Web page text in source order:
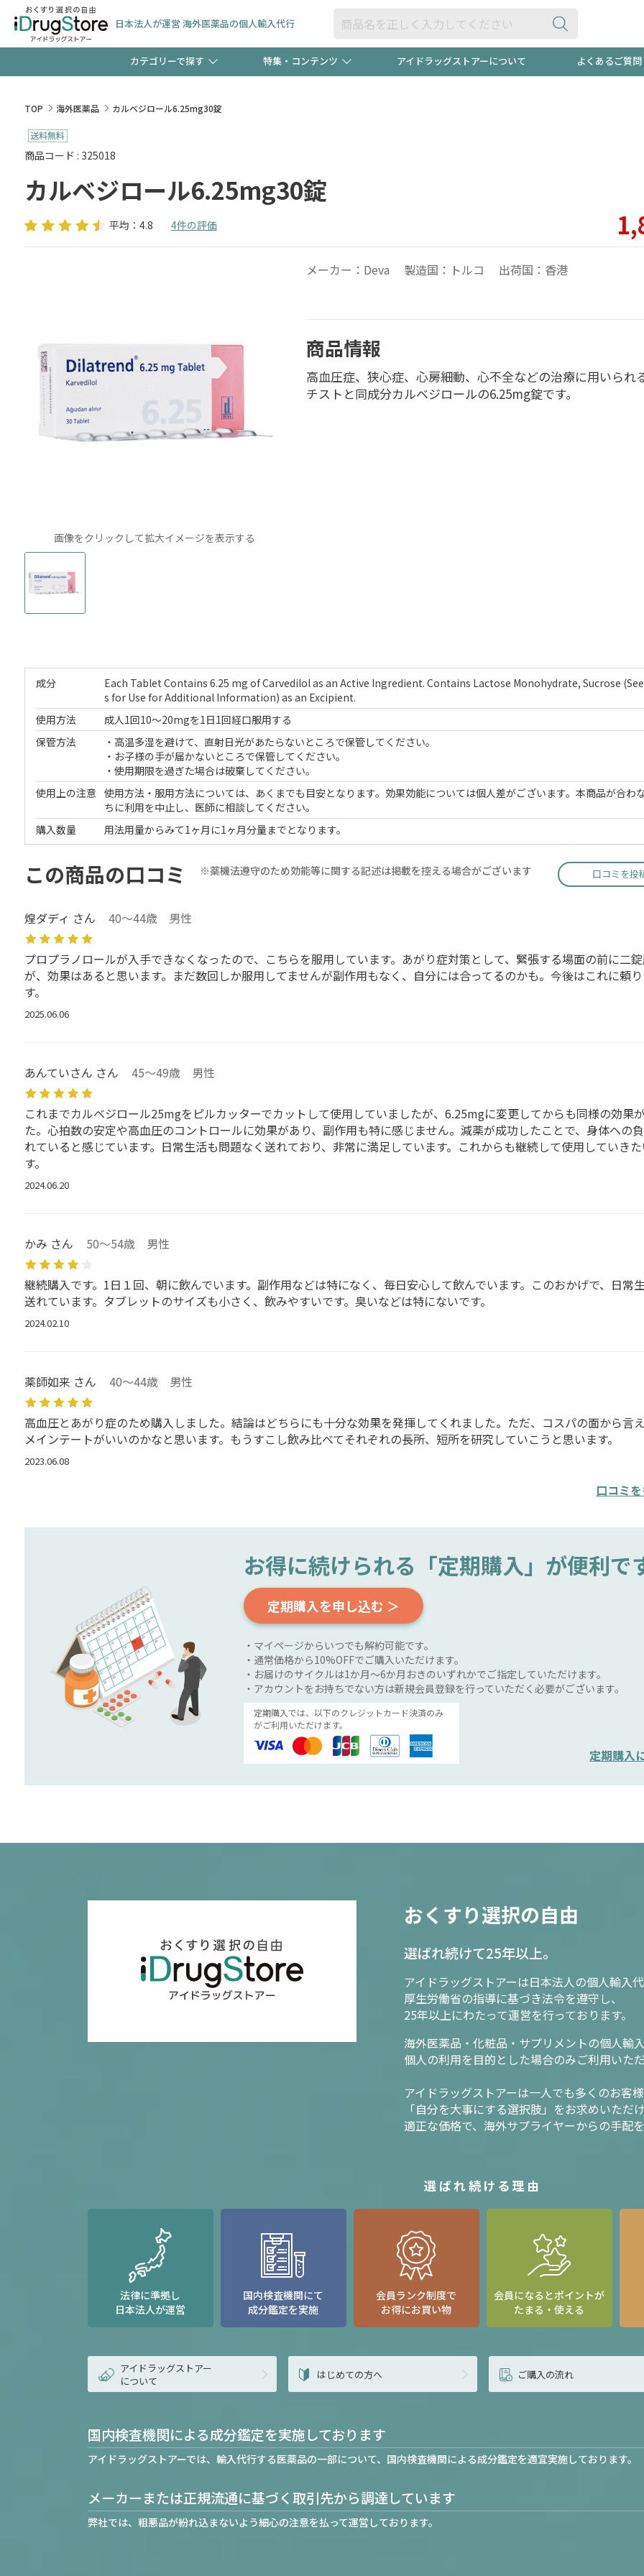
日本法人が運営 海外医薬品の個人輸入代行
カテゴリーで探す
検査キット ペット用品
特集・コンテンツ
【早割】お得なクーポン"3種類"出現中！今月のスト
新規登録で！今すぐ使えるクーポンプレゼント中！！
友だち大募集！限定クーポンも不定期配信
アイドラッグストアーについて よくあるご質問
TOP 海外医薬品 カルベジロール6.25mg30錠
商品コード : 325018
カルベジロール6.25mg30錠
平均：4.8 4件の評価
画像をクリックして拡大イメージを表示する
メーカー：Deva 製造国：トルコ 出荷国：香港
商品情報
高血圧症、狭心症、心房細動、心不全などの治療に用いられ
チストと同成分カルベジロールの6.25mg錠です。
成分
Each Tablet Contains 6.25 mg of Carvedilol as an Active Ingredient. Contains Lactose Monohydrate, Sucrose
s for Use for Additional Information) as an Excipient.
使用方法
成人1回10～20mgを1日1回経口服用する
保管方法
・高温多湿を避けて、直射日光があたらないところで保管してください。
・お子様の手が届かないところで保管してください。
・使用期限を過ぎた場合は破棄してください。
使用上の注意 使用方法・服用方法については、あくまでも目安となります。効果効能については個人差がございます。本商品が合わ
ちに利用を中止し、医師に相談してください。
購入数量
用法用量からみて1ヶ月に1ヶ月分量までとなります。
この商品の口コミ ※薬機法遵守のため効能等に関する記述は掲載を控える場合がございます 口コミを投
煌ダディ さん 40～44歳 男性
プロプラノロールが入手できなくなったので、こちらを服用しています。あがり症対策として、緊張する場面の前に二
が、効果はあると思います。まだ数回しか服用してませんが副作用もなく、自分には合ってるのかも。今後はこれに頼
す。
2025.06.06
あんていさん さん 45～49歳 男性
これまでカルベジロール25mgをピルカッターでカットして使用していましたが、6.25mgに変更してからも同様の効果
た。心拍数の安定や高血圧のコントロールに効果があり、副作用も特に感じません。減薬が成功したことで、身体への
れていると感じています。日常生活も問題なく送れており、非常に満足しています。これからも継続して使用していき
す。
2024.06.20
かみ さん 50～54歳 男性
継続購入です。1日１回、朝に飲んでいます。副作用などは特になく、毎日安心して飲んでいます。このおかげで、日常
送れています。タブレットのサイズも小さく、飲みやすいです。臭いなどは特にないです。
2024.02.10
薬師如来 さん 40～44歳 男性
高血圧とあがり症のため購入しました。結論はどちらにも十分な効果を発揮してくれました。ただ、コスパの面から言
メインテートがいいのかなと思います。もうすこし飲み比べてそれぞれの長所、短所を研究していこうと思います。
2023.06.08
口コミ
お得に続けられる 「定期購入」が便利で
定期購入を申し込む ＞
・マイページからいつでも解約可能です。
・通常価格から10%OFFでご購入いただけます。
・お届けのサイクルは1か月～6か月おきのいずれかでご指定していただけます。
・アカウントをお持ちでない方は新規会員登録を行っていただく必要がございます。
定期購入では、以下のクレジットカード決済のみ
がご利用いただけます。
定期購入
おくすり選択の自由
選ばれ続けて25年以上。
アイドラッグストアーは日本法人の個人輸入
厚生労働省の指導に基づき法令を遵守し、
25年以上にわたって運営を行っております。
海外医薬品・化粧品・サプリメントの個人輸
個人の利用を目的とした場合のみご利用いた
アイドラッグストアーは一人でも多くのお客
「自分を大事にする選択肢」をお求めいただ
適正な価格で、海外サプライヤーからの手配
選ばれ続ける理由
法律に準拠し
日本法人が運営
国内検査機関にて
成分鑑定を実施
会員ランク制度で
お得にお買い物
会員になるとポイントが
たまる・使える
アイドラッグストアー
について
はじめての方へ ご購入の流れ
国内検査機関による成分鑑定を実施しております
アイドラッグストアーでは、輸入代行する医薬品の一部について、国内検査機関による成分鑑定を適宜実施しております。
メーカーまたは正規流通に基づく取引先から調達しています
弊社では、粗悪品が紛れ込まないよう細心の注意を払って運営しております。